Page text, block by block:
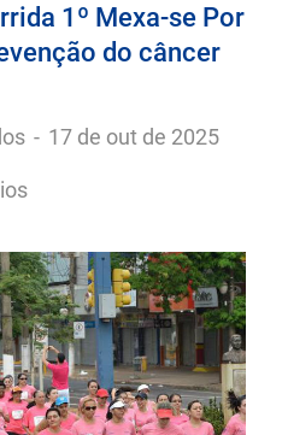
1º Mexa-se Por
do câncer
- 17 de out de 2025